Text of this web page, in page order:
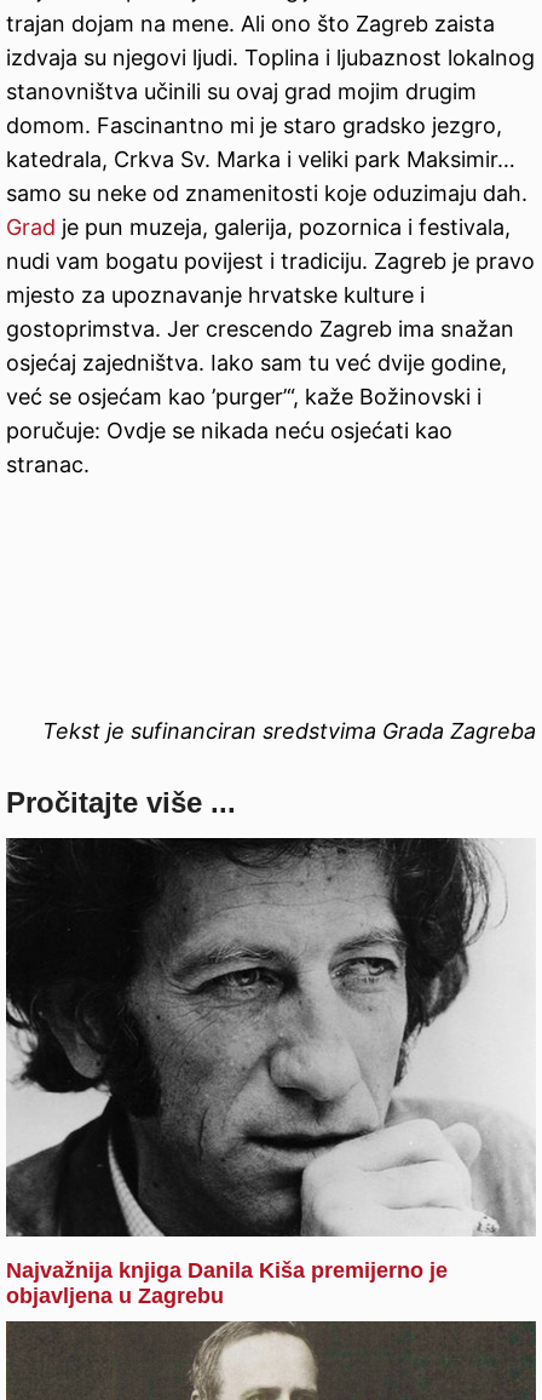
trajan dojam na mene. Ali ono što Zagreb zaista
izdvaja su njegovi ljudi. Toplina i ljubaznost lokalnog
stanovništva učinili su ovaj grad mojim drugim
domom. Fascinantno mi je staro gradsko jezgro,
katedrala, Crkva Sv. Marka i veliki park Maksimir…
samo su neke od znamenitosti koje oduzimaju dah.
Grad je pun muzeja, galerija, pozornica i festivala,
nudi vam bogatu povijest i tradiciju. Zagreb je pravo
mjesto za upoznavanje hrvatske kulture i
gostoprimstva. Jer crescendo Zagreb ima snažan
osjećaj zajedništva. Iako sam tu već dvije godine,
već se osjećam kao ’purger’“, kaže Božinovski i
poručuje: Ovdje se nikada neću osjećati kao
stranac.
Tekst je sufinanciran sredstvima Grada Zagreba
Pročitajte više ...
Najvažnija knjiga Danila Kiša premijerno je
objavljena u Zagrebu